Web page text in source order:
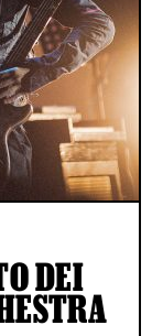
DEI